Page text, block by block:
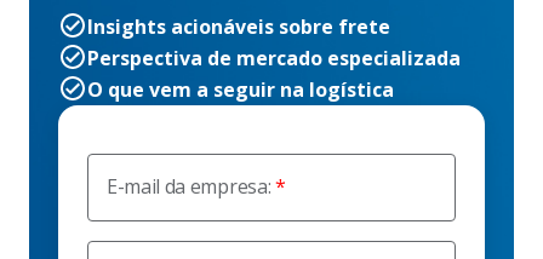
E-mail da empresa:
Insights acionáveis sobre frete
Perspectiva de mercado especializada
O que vem a seguir na logística